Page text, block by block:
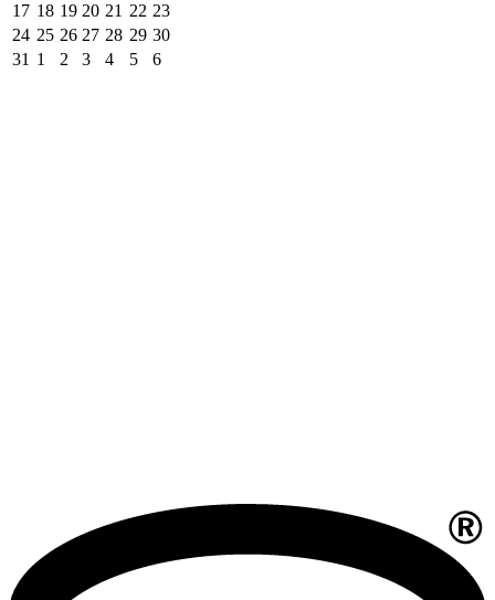
17 18 19 20 21 22 23
24 25 26 27 28 29 30
31 1 2 3 4 5 6